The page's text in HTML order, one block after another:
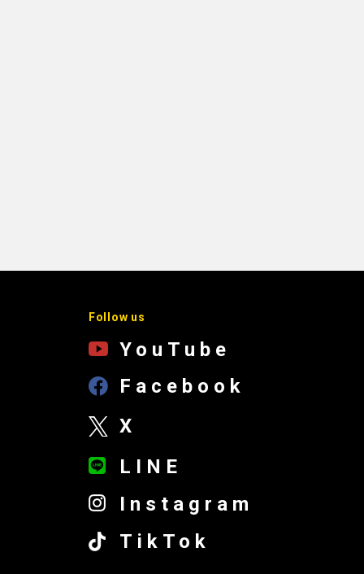
Follow us
YouTube
Facebook
X
LINE
Instagram
TikTok